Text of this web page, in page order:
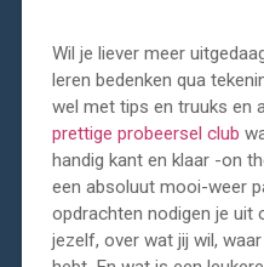
Wil je liever meer
leren bedenken qua
wel met tips en truuks en
prettige probeersel club
handig kant en klaar -on
een absoluut mooi-weer
opdrachten nodigen je uit
jezelf, over wat jij wil,